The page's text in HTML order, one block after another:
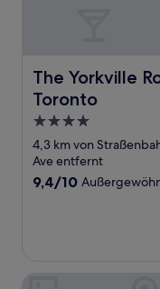
The Yorkville
Toronto
The Yorkville
4.0-
Sterne-
Unterkunft
4,3 km von
Ave entfernt
9.4
9,4/10